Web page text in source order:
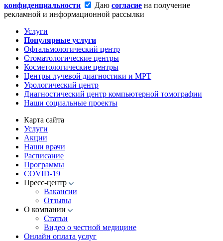
конфиденциальности
Даю согласие на получение
рекламной и информационной рассылки
Услуги
Популярные услуги
Офтальмологический центр
Стоматологические центры
Косметологические центры
Центры лучевой диагностики и МРТ
Урологический центр
Диагностический центр компьютерной томографии
Наши социальные проекты
Карта сайта
Услуги
Акции
Наши врачи
Расписание
Программы
COVID-19
Пресс-центр
Вакансии
Отзывы
О компании
Статьи
Видео о честной медицине
Онлайн оплата услуг